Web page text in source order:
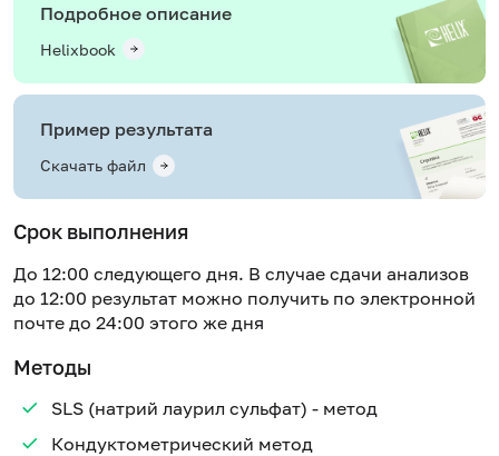
Подробное описание
Helixbook
Пример результата
Скачать файл
Срок выполнения
До 12:00 следующего дня. В случае сдачи анализов
до 12:00 результат можно получить по электронной
почте до 24:00 этого же дня
Методы
SLS (натрий лаурил сульфат) - метод
Кондуктометрический метод